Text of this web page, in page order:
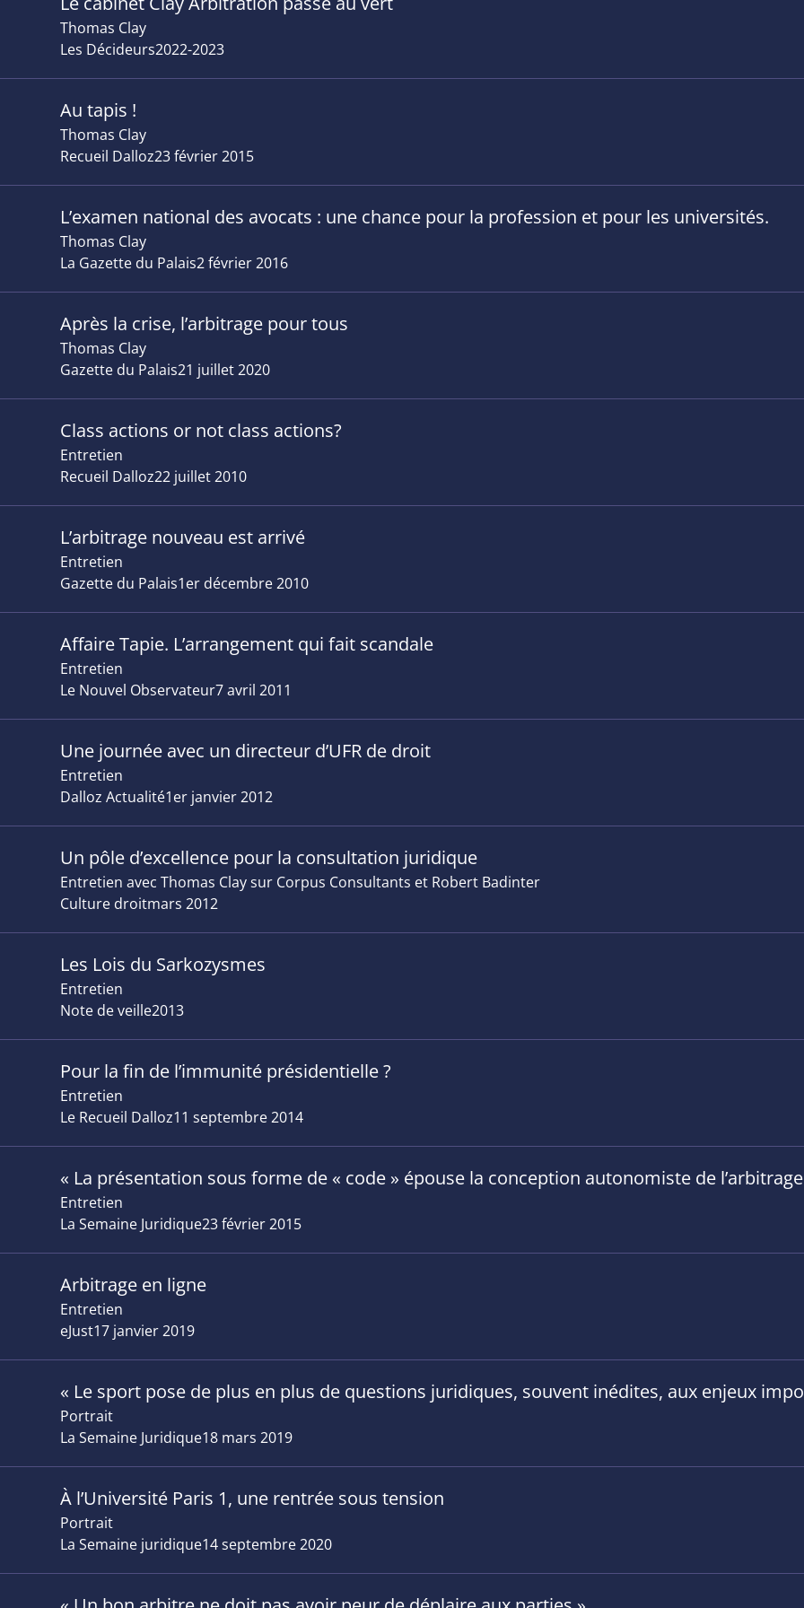
Thomas Clay
Les Décideurs2022-2023
Au tapis !
Thomas Clay
Recueil Dalloz23 février 2015
L’examen national des avocats : une chance pour la profession et pour les universités.
Thomas Clay
La Gazette du Palais2 février 2016
Après la crise, l’arbitrage pour tous
Thomas Clay
Gazette du Palais21 juillet 2020
Class actions or not class actions?
Entretien
Recueil Dalloz22 juillet 2010
L’arbitrage nouveau est arrivé
Entretien
Gazette du Palais1er décembre 2010
Affaire Tapie. L’arrangement qui fait scandale
Entretien
Le Nouvel Observateur7 avril 2011
Une journée avec un directeur d’UFR de droit
Entretien
Dalloz Actualité1er janvier 2012
Un pôle d’excellence pour la consultation juridique
Entretien avec Thomas Clay sur Corpus Consultants et Robert Badinter
Culture droitmars 2012
Les Lois du Sarkozysmes
Entretien
Note de veille2013
Pour la fin de l’immunité présidentielle ?
Entretien
Le Recueil Dalloz11 septembre 2014
« La présentation sous forme de « code » épouse la conception autonomiste de
Entretien
La Semaine Juridique23 février 2015
Arbitrage en ligne
Entretien
eJust17 janvier 2019
« Le sport pose de plus en plus de questions juridiques, souvent inédites, aux enjeux
Portrait
La Semaine Juridique18 mars 2019
À l’Université Paris 1, une rentrée sous tension
Portrait
La Semaine juridique14 septembre 2020